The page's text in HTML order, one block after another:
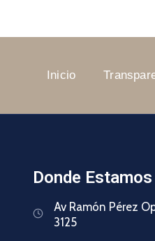
Inicio
Donde Estamos
Av Ramón Pérez
3125